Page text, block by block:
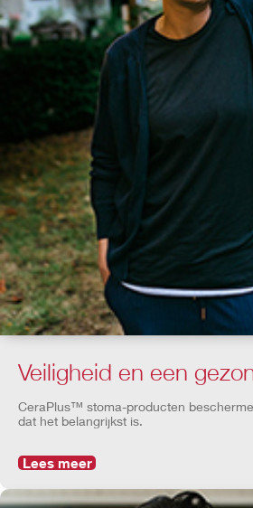
Veiligheid en een
CeraPlus™ stoma-producten
dat het belangrijkst is.
Lees meer